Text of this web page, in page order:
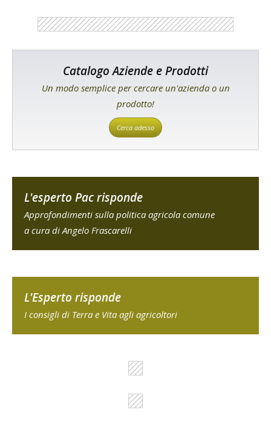
Catalogo Aziende e Prodotti
Un modo semplice per cercare un'azienda o un
prodotto!
Cerca adesso
L'esperto Pac risponde
Approfondimenti sulla politica agricola comune
a cura di Angelo Frascarelli
L'Esperto risponde
I consigli di Terra e Vita agli agricoltori